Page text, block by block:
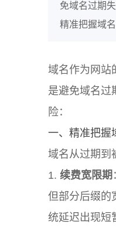
免域名过期
精准把握域
域名作为网站
是避免域名过
险：
一、精准把握
域名从过期到
1. 续费宽限期
但部分后缀的
统延迟出现短